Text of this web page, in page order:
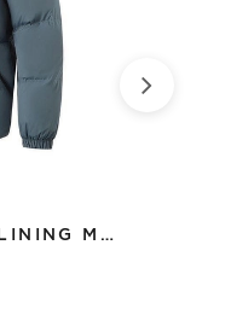
ÁO PHAO LÔNG VŨ LINING MÀU XANH AYMU097-6